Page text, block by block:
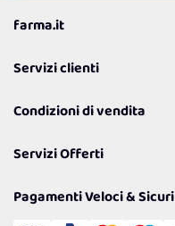
farma.it
Coupon
Lavora con noi
Politiche per la parità di genere
Servizi clienti
Richiamami
Resi
Condizioni di vendita
Spedizioni
Cookie Policy
Servizi Offerti
Pagamenti Veloci & Sicuri